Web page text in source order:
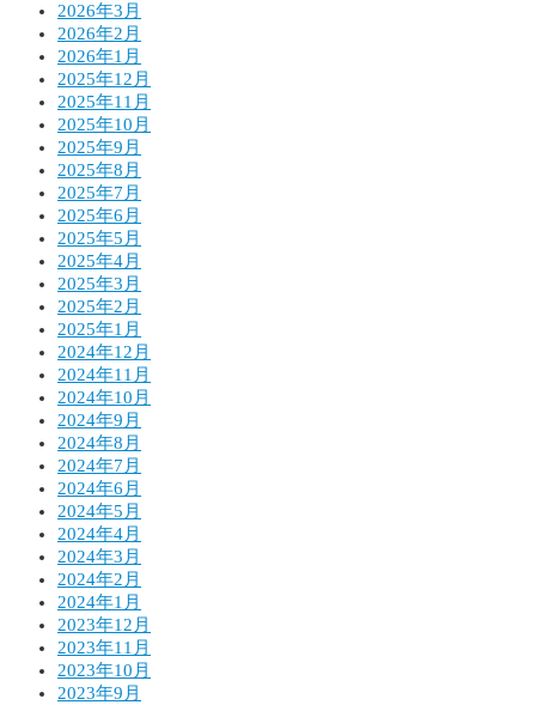
2026年3月
2026年2月
2026年1月
2025年12月
2025年11月
2025年10月
2025年9月
2025年8月
2025年7月
2025年6月
2025年5月
2025年4月
2025年3月
2025年2月
2025年1月
2024年12月
2024年11月
2024年10月
2024年9月
2024年8月
2024年7月
2024年6月
2024年5月
2024年4月
2024年3月
2024年2月
2024年1月
2023年12月
2023年11月
2023年10月
2023年9月